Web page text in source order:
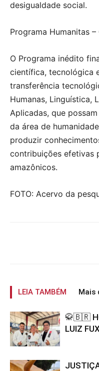
desigualdade social.
Programa Humanitas –
O Programa inédito
científica, tecnológica
transferência
Humanas, Linguística,
Aplicadas, que
da área de
produzir
contribuições efetivas
amazônicos.
FOTO: Acervo da
LEIA TAMBÉM Mais
🥋🇧🇷
LUIZ FUX